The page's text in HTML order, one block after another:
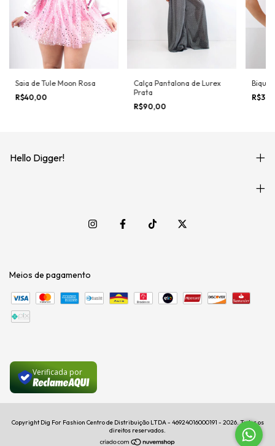
Saia de Tule Moon Rosa
R$40,00
Calça Pantalona de Lurex
Prata
R$90,00
Hello Digger!
Meios de pagamento
Verificada por
Copyright Dig For Fashion Centro de Distribuição LTDA - 46924016000191 - 2026. Todos os
direitos reservados.